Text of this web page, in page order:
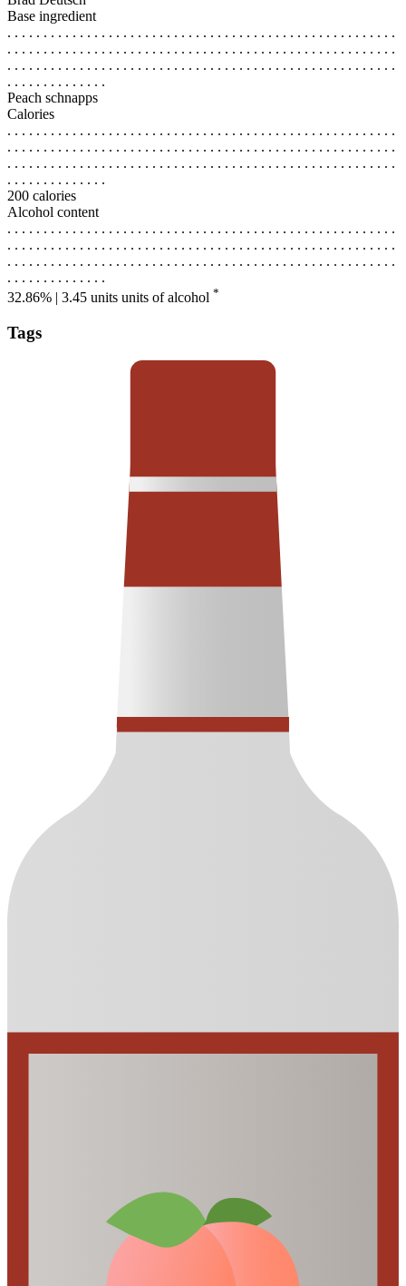
Base ingredient
. . . . . . . . . . . . . . . . . . . . . . . . . . . . . . . . . . . . . . . . . . . . . . . . . . . . . .
. . . . . . . . . . . . . . . . . . . . . . . . . . . . . . . . . . . . . . . . . . . . . . . . . . . . . .
. . . . . . . . . . . . . . . . . . . . . . . . . . . . . . . . . . . . . . . . . . . . . . . . . . . . . .
. . . . . . . . . . . . . .
Peach schnapps
Calories
. . . . . . . . . . . . . . . . . . . . . . . . . . . . . . . . . . . . . . . . . . . . . . . . . . . . . .
. . . . . . . . . . . . . . . . . . . . . . . . . . . . . . . . . . . . . . . . . . . . . . . . . . . . . .
. . . . . . . . . . . . . . . . . . . . . . . . . . . . . . . . . . . . . . . . . . . . . . . . . . . . . .
. . . . . . . . . . . . . .
200 calories
Alcohol content
. . . . . . . . . . . . . . . . . . . . . . . . . . . . . . . . . . . . . . . . . . . . . . . . . . . . . .
. . . . . . . . . . . . . . . . . . . . . . . . . . . . . . . . . . . . . . . . . . . . . . . . . . . . . .
. . . . . . . . . . . . . . . . . . . . . . . . . . . . . . . . . . . . . . . . . . . . . . . . . . . . . .
. . . . . . . . . . . . . .
32.86% | 3.45 units units of alcohol *
Tags